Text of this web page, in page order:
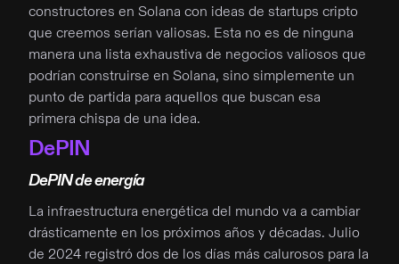
constructores en Solana con ideas de startups cripto
que creemos serían valiosas. Esta no es de ninguna
manera una lista exhaustiva de negocios valiosos que
podrían construirse en Solana, sino simplemente un
punto de partida para aquellos que buscan esa
primera chispa de una idea.
DePIN
DePIN de energía
La infraestructura energética del mundo va a cambiar
drásticamente en los próximos años y décadas. Julio
de 2024 registró dos de los días más calurosos para la